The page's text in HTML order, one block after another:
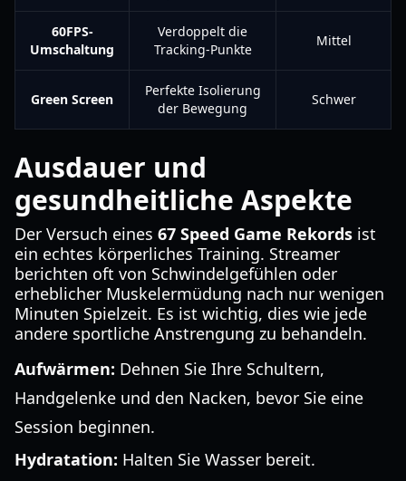
60FPS-
Umschaltung
Verdoppelt die
Tracking-Punkte
Mittel
Green Screen
Perfekte Isolierung
der Bewegung
Schwer
Ausdauer und
gesundheitliche Aspekte
Der Versuch eines 67 Speed Game Rekords ist
ein echtes körperliches Training. Streamer
berichten oft von Schwindelgefühlen oder
erheblicher Muskelermüdung nach nur wenigen
Minuten Spielzeit. Es ist wichtig, dies wie jede
andere sportliche Anstrengung zu behandeln.
Aufwärmen: Dehnen Sie Ihre Schultern,
Handgelenke und den Nacken, bevor Sie eine
Session beginnen.
Hydratation: Halten Sie Wasser bereit.